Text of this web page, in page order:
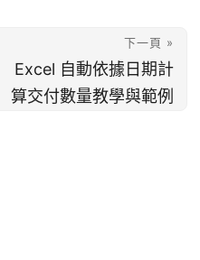
下一頁 »
Excel 自動依據日期計
算交付數量教學與範例